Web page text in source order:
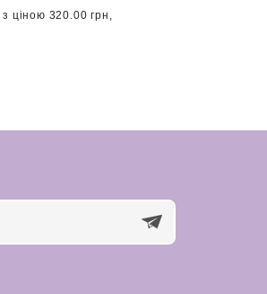
з ціною 320.00 грн,